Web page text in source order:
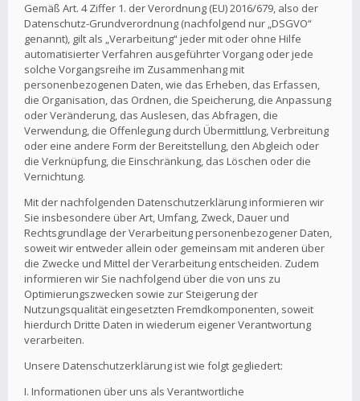
Gemäß Art. 4 Ziffer 1. der Verordnung (EU) 2016/679, also der
Datenschutz-Grundverordnung (nachfolgend nur „DSGVO“
genannt), gilt als „Verarbeitung“ jeder mit oder ohne Hilfe
automatisierter Verfahren ausgeführter Vorgang oder jede
solche Vorgangsreihe im Zusammenhang mit
personenbezogenen Daten, wie das Erheben, das Erfassen,
die Organisation, das Ordnen, die Speicherung, die Anpassung
oder Veränderung, das Auslesen, das Abfragen, die
Verwendung, die Offenlegung durch Übermittlung, Verbreitung
oder eine andere Form der Bereitstellung, den Abgleich oder
die Verknüpfung, die Einschränkung, das Löschen oder die
Vernichtung.
Mit der nachfolgenden Datenschutzerklärung informieren wir
Sie insbesondere über Art, Umfang, Zweck, Dauer und
Rechtsgrundlage der Verarbeitung personenbezogener Daten,
soweit wir entweder allein oder gemeinsam mit anderen über
die Zwecke und Mittel der Verarbeitung entscheiden. Zudem
informieren wir Sie nachfolgend über die von uns zu
Optimierungszwecken sowie zur Steigerung der
Nutzungsqualität eingesetzten Fremdkomponenten, soweit
hierdurch Dritte Daten in wiederum eigener Verantwortung
verarbeiten.
Unsere Datenschutzerklärung ist wie folgt gegliedert:
I. Informationen über uns als Verantwortliche